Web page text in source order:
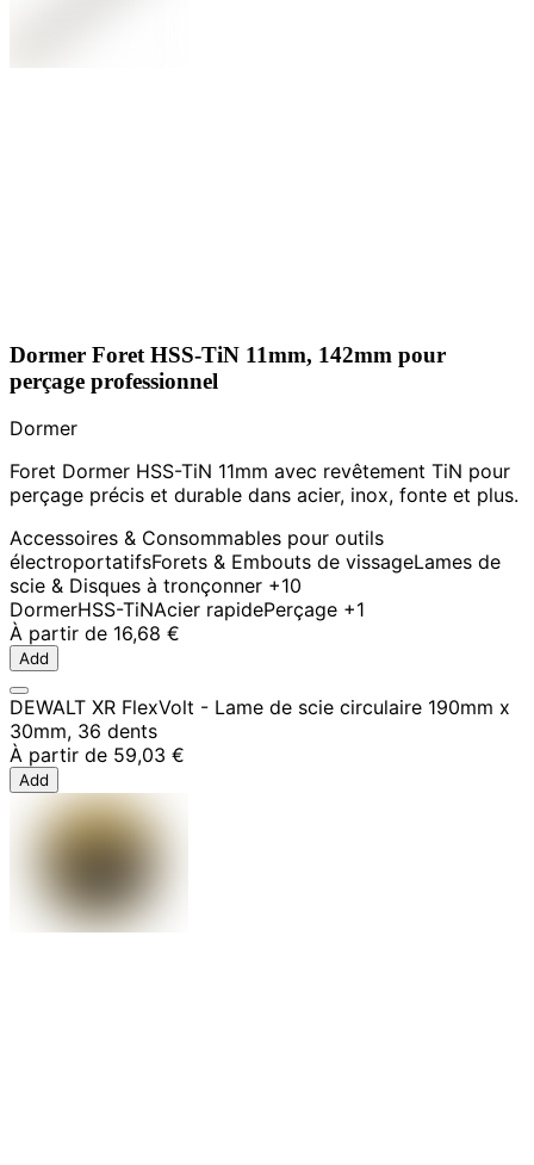
Dormer Foret HSS-TiN 11mm, 142mm pour
perçage professionnel
Dormer
Foret Dormer HSS-TiN 11mm avec revêtement TiN pour
perçage précis et durable dans acier, inox, fonte et plus.
Accessoires & Consommables pour outils
électroportatifsForets & Embouts de vissageLames de
scie & Disques à tronçonner +10
DormerHSS-TiNAcier rapidePerçage +1
À partir de 16,68 €
Add
DEWALT XR FlexVolt - Lame de scie circulaire 190mm x
30mm, 36 dents
À partir de 59,03 €
Add